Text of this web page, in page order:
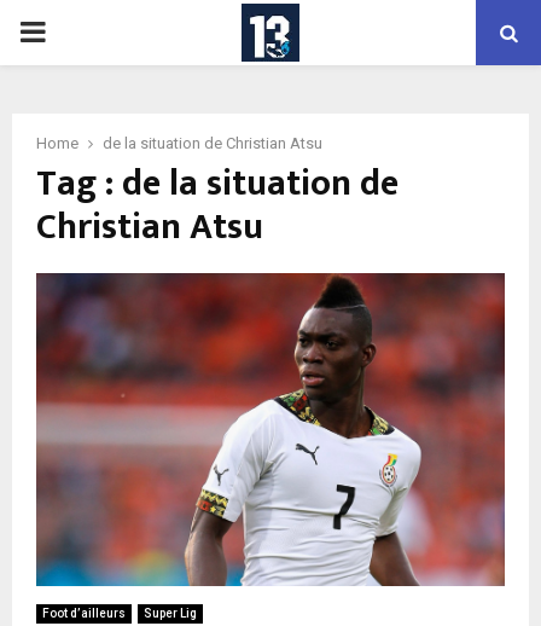
PRIMARY
Home de la situation de Christian Atsu
Tag : de la situation de
Christian Atsu
Foot d’ailleurs Super Lig